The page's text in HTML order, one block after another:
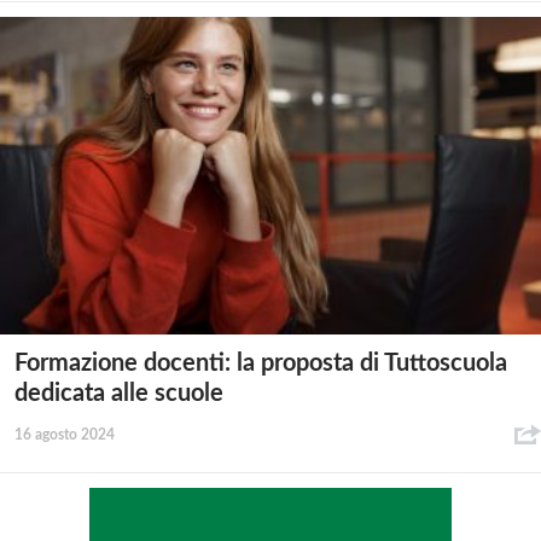
Formazione docenti: la proposta di Tuttoscuola
dedicata alle scuole
16 agosto 2024